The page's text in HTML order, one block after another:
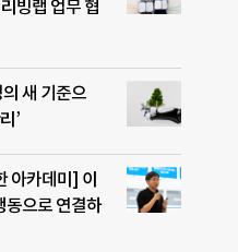
빙랩 업무 협
새 기준으
’
아카데미] 이
동으로 연결하